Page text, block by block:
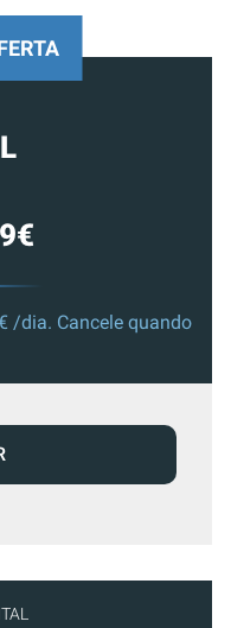
/dia. Cancele quando